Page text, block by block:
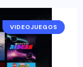
NOTICIAS
VIDEOJUEGOS